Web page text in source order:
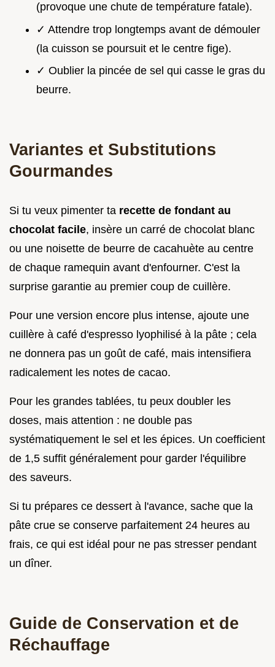
(provoque une chute de température fatale).
✓ Attendre trop longtemps avant de démouler
(la cuisson se poursuit et le centre fige).
✓ Oublier la pincée de sel qui casse le gras du
beurre.
Variantes et Substitutions
Gourmandes
Si tu veux pimenter ta recette de fondant au
chocolat facile, insère un carré de chocolat blanc
ou une noisette de beurre de cacahuète au centre
de chaque ramequin avant d'enfourner. C'est la
surprise garantie au premier coup de cuillère.
Pour une version encore plus intense, ajoute une
cuillère à café d'espresso lyophilisé à la pâte ; cela
ne donnera pas un goût de café, mais intensifiera
radicalement les notes de cacao.
Pour les grandes tablées, tu peux doubler les
doses, mais attention : ne double pas
systématiquement le sel et les épices. Un coefficient
de 1,5 suffit généralement pour garder l'équilibre
des saveurs.
Si tu prépares ce dessert à l'avance, sache que la
pâte crue se conserve parfaitement 24 heures au
frais, ce qui est idéal pour ne pas stresser pendant
un dîner.
Guide de Conservation et de
Réchauffage